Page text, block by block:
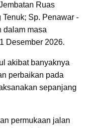
Ruas
Sp. Penawar -
dalam masa
Desember 2026.
akibat banyaknya
perbaikan pada
sepanjang
permukaan jalan